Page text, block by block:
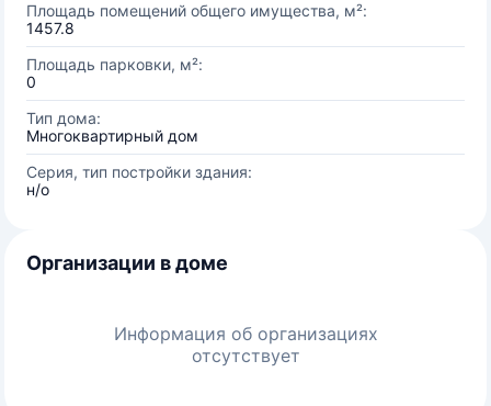
Площадь помещений общего имущества, м²:
1457.8
Площадь парковки, м²:
0
Тип дома:
Многоквартирный дом
Серия, тип постройки здания:
н/о
Организации в доме
Информация об организациях
отсутствует